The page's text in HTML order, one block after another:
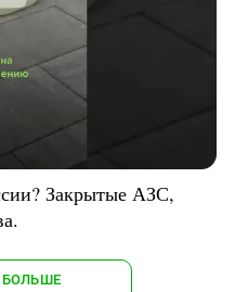
Закрытые АЗС,
БОЛЬШЕ